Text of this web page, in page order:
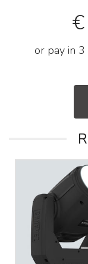
€
or pay in